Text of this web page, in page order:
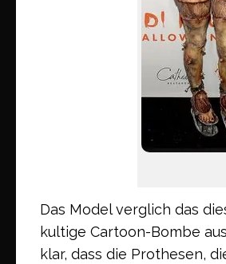
Das Model verglich das
kultige Cartoon-Bombe aus
klar, dass die Prothesen,